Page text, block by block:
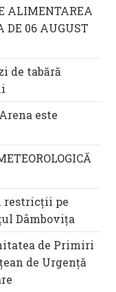
ALIMENTAREA
DE 06 AUGUST
de tabără
este
restricții pe
Dâmbovița
de Primiri
de Urgență